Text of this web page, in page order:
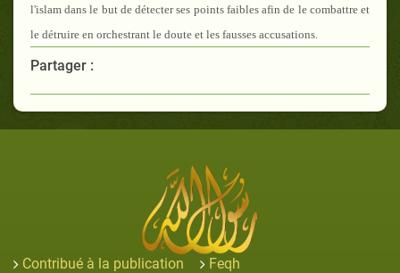
l'islam dans le but de détecter ses points faibles afin de le combattre et
le détruire en orchestrant le doute et les fausses accusations.
Partager :
Contribué à la publication
Feqh